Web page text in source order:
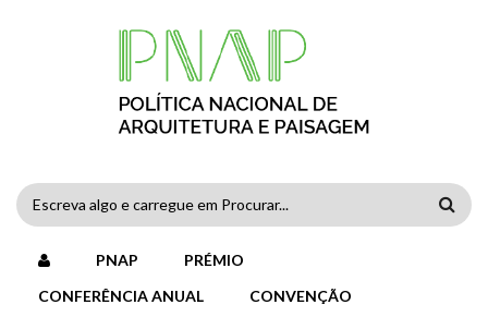
FORMULÁRIO
DE
PESQUISA
PNAP
PRÉMIO
CONFERÊNCIA ANUAL
CONVENÇÃO